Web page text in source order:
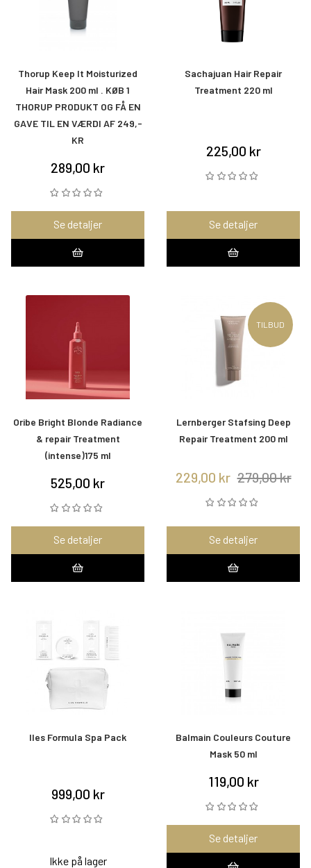
Thorup Keep It Moisturized
Hair Mask 200 ml . KØB 1
THORUP PRODUKT OG FÅ EN
GAVE TIL EN VÆRDI AF 249,-
KR
289,00 kr
Se detaljer
Sachajuan Hair Repair
Treatment 220 ml
225,00 kr
Se detaljer
Oribe Bright Blonde Radiance
& repair Treatment
(intense)175 ml
525,00 kr
Se detaljer
TILBUD
Lernberger Stafsing Deep
Repair Treatment 200 ml
229,00 kr 279,00 kr
Se detaljer
Iles Formula Spa Pack
999,00 kr
Ikke på lager
Balmain Couleurs Couture
Mask 50 ml
119,00 kr
Se detaljer